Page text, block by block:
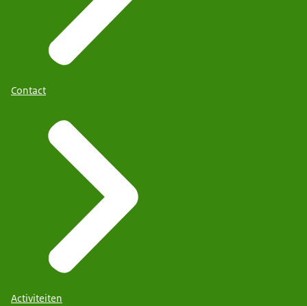
Contact
Activiteiten